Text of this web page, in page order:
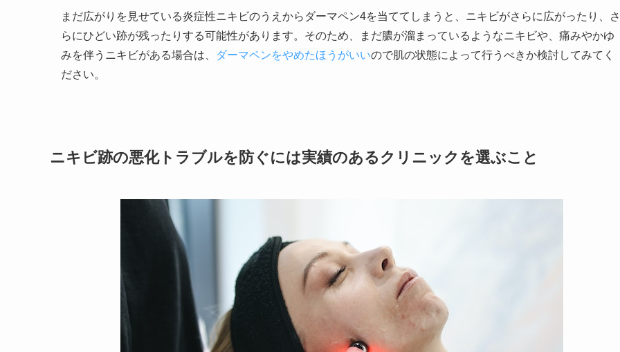
まだ広がりを見せている炎症性ニキビのうえからダーマペン4を当ててしまうと、ニキビがさらに広がったり、さ
らにひどい跡が残ったりする可能性があります。そのため、まだ膿が溜まっているようなニキビや、痛みやかゆ
みを伴うニキビがある場合は、
ダーマペンをやめたほうがいいので肌の状態によって行うべきか検討してみてく
ださい。
ニキビ跡の悪化トラブルを防ぐには実績のあるクリニックを選ぶこと